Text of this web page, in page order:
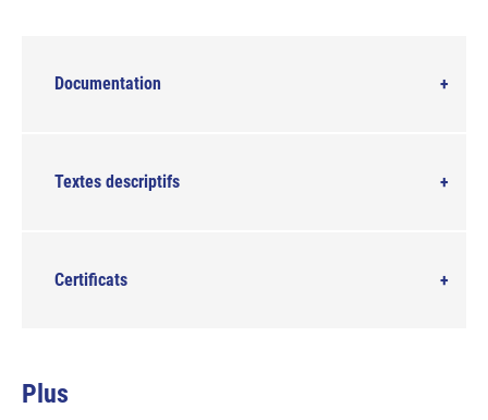
Documentation
Textes descriptifs
Certificats
Plus